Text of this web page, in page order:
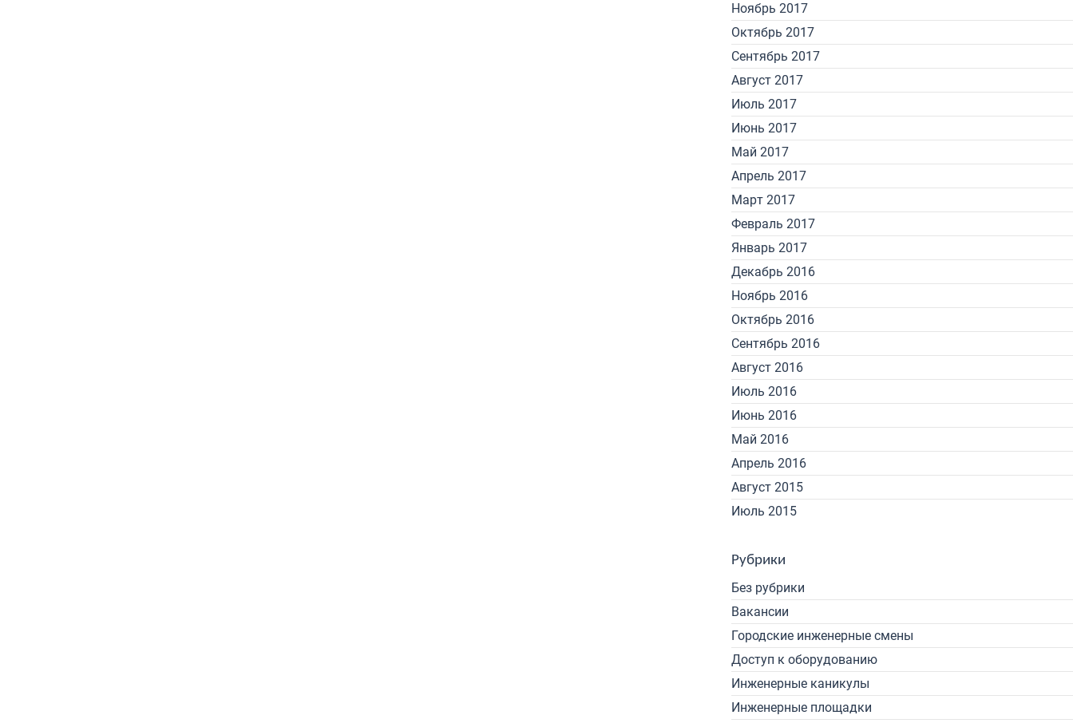
Ноябрь 2017
Октябрь 2017
Сентябрь 2017
Август 2017
Июль 2017
Июнь 2017
Май 2017
Апрель 2017
Март 2017
Февраль 2017
Январь 2017
Декабрь 2016
Ноябрь 2016
Октябрь 2016
Сентябрь 2016
Август 2016
Июль 2016
Июнь 2016
Май 2016
Апрель 2016
Август 2015
Июль 2015
Рубрики
Без рубрики
Вакансии
Городские инженерные смены
Доступ к оборудованию
Инженерные каникулы
Инженерные площадки